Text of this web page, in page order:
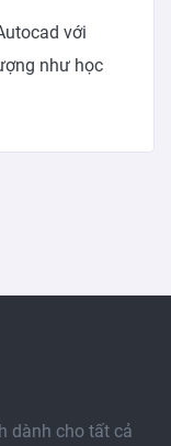
với
như học
dành cho tất cả